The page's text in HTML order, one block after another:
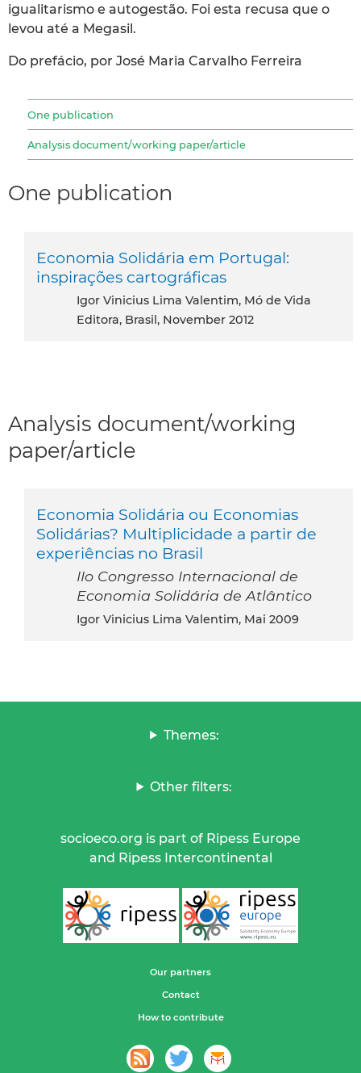
igualitarismo e autogestão. Foi esta recusa que o
levou até a Megasil.
Do prefácio, por José Maria Carvalho Ferreira
One publication
Analysis document/working paper/article
One publication
Economia Solidária em Portugal:
inspirações cartográficas
Igor Vinicius Lima Valentim, Mó de Vida
Editora, Brasil, November 2012
Analysis document/working
paper/article
Economia Solidária ou Economias
Solidárias? Multiplicidade a partir de
experiências no Brasil
IIo Congresso Internacional de
Economia Solidária de Atlântico
Igor Vinicius Lima Valentim, Mai 2009
Themes:
Other filters:
socioeco.org is part of Ripess Europe
and Ripess Intercontinental
Our partners
Contact
How to contribute